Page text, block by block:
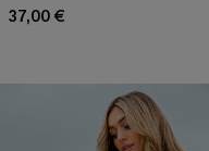
37,00 €